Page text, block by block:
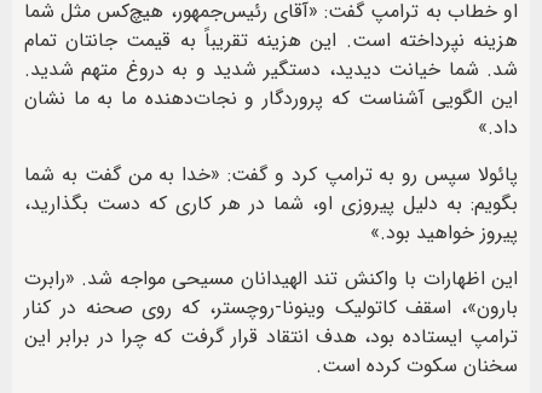
او خطاب به ترامپ گفت: «آقای رئیس‌جمهور، هیچ‌کس مثل شما
هزینه نپرداخته است. این هزینه تقریباً به قیمت جانتان تمام
شد. شما خیانت دیدید، دستگیر شدید و به دروغ متهم شدید.
این الگویی آشناست که پروردگار و نجات‌دهنده ما به ما نشان
داد.»
پائولا سپس رو به ترامپ کرد و گفت: «خدا به من گفت به شما
بگویم: به دلیل پیروزی او، شما در هر کاری که دست بگذارید،
پیروز خواهید بود.»
این اظهارات با واکنش تند الهیدانان مسیحی مواجه شد. «رابرت
بارون»، اسقف کاتولیک وینونا-روچستر، که روی صحنه در کنار
ترامپ ایستاده بود، هدف انتقاد قرار گرفت که چرا در برابر این
سخنان سکوت کرده است.